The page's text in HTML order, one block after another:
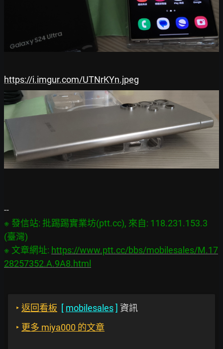
https://i.imgur.com/UTNrKYn.jpeg
※ 發信站: 批踢踢實業坊(ptt.cc), 來自: 118.231.153.3
(臺灣)
※ 文章網址: https://www.ptt.cc/bbs/mobilesales/M.17
28257352.A.9A8.html
‣ 返回看板 [ mobilesales] 資訊
‣ 更多 miya000 的文章